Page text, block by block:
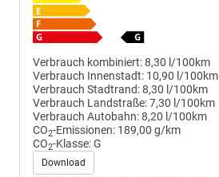
Verbrauch kombiniert:8,30 l/100km
Verbrauch Innenstadt: 10,90 l/100km
Verbrauch Stadtrand:8,30 l/100km
Verbrauch Landstraße:7,30 l/100km
Verbrauch Autobahn:8,20 l/100km
CO2-Emissionen: 189,00 g/km
CO2-Klasse:G
Download